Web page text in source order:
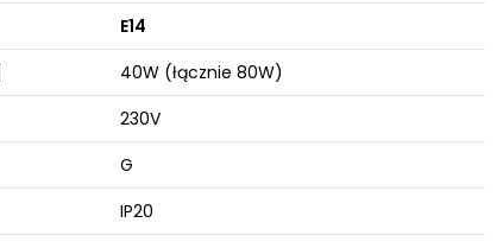
E14
40W (łącznie 80W)
230V
G
IP20